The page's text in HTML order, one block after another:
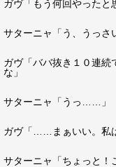
ガヴ「もう何回やったと
サターニャ「う、うっさ
ガヴ「ババ抜き１０連続
な」
サターニャ「うっ……」
ガヴ「……まぁいい。私
サターニャ「ちょっと！